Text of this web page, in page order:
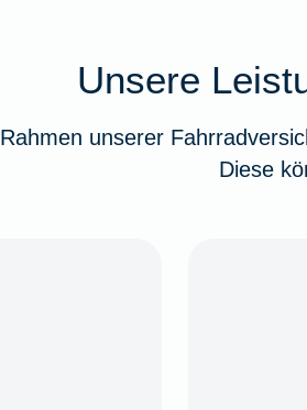
Unsere
unserer
Diese